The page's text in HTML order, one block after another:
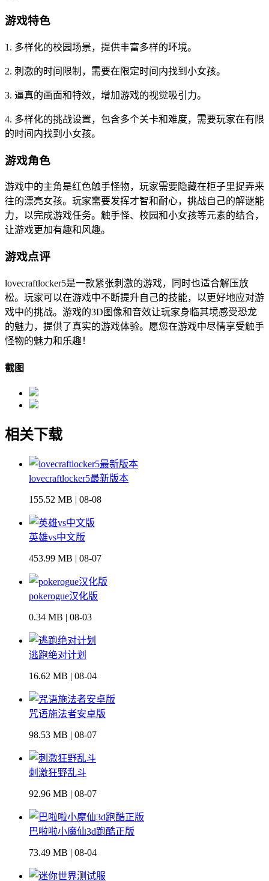
游戏特色
1. 多样化的校园场景，提供丰富多样的环境。
2. 刺激的时间限制，需要在限定时间内找到小女孩。
3. 逼真的画面和特效，增加游戏的视觉吸引力。
4. 多样化的挑战设置，包含多个关卡和难度，需要玩家在有限
的时间内找到小女孩。
游戏角色
游戏中的主角是红色触手怪物，玩家需要隐藏在柜子里捉弄来
往的漂亮女孩。玩家需要发挥才智和耐心，挑战自己的解谜能
力，以完成游戏任务。触手怪、校园和小女孩等元素的结合，
让游戏更加有趣和风趣。
游戏点评
lovecraftlocker5是一款紧张刺激的游戏，同时也适合解压放
松。玩家可以在游戏中不断提升自己的技能，以更好地应对游
戏中的挑战。游戏的3D图像和音效让玩家身临其境感受恐龙
的魅力，提供了真实的游戏体验。愿您在游戏中尽情享受触手
怪物的魅力和乐趣！
截图
相关下载
lovecraftlocker5最新版本
155.52 MB | 08-08
英雄vs中文版
453.99 MB | 08-07
pokerogue汉化版
0.34 MB | 08-03
逃跑绝对计划
16.62 MB | 08-04
咒语施法者安卓版
98.53 MB | 08-07
刺激狂野乱斗
92.96 MB | 08-07
巴啦啦小魔仙3d跑酷正版
73.49 MB | 08-04